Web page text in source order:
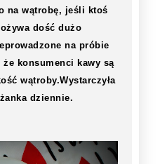
na wątrobę, jeśli ktoś
dość dużo
na próbie
że konsumenci kawy są
wątroby.Wystarczyła
dziennie.